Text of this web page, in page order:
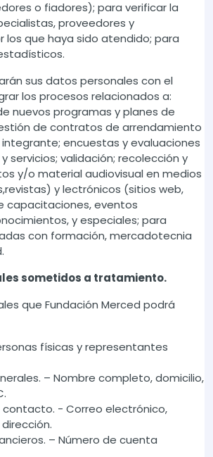
o fiadores); para verificar la
proveedores y
los que haya sido atendido; para
sus datos personales con el
los procesos relacionados a:
nuevos programas y planes de
de contratos de arrendamiento
encuestas y evaluaciones
servicios; validación; recolección y
y/o material audiovisual en medios
y lectrónicos (sitios web,
capacitaciones, eventos
y especiales; para
con formación, mercadotecnia
sometidos a tratamiento.
que Fundación Merced podrá
físicas y representantes
– Nombre completo, domicilio,
contacto. - Correo electrónico,
– Número de cuenta